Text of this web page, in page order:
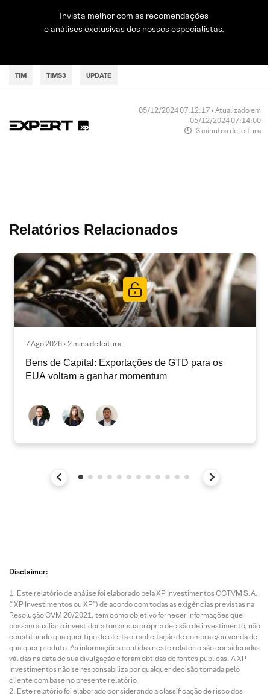
Invista melhor com as recomendações
e análises exclusivas dos nossos especialistas.
TIM TIMS3 UPDATE
05/12/2024 07:12:17 • Atualizado em
05/12/2024 07:14:00
3 minutos de leitura
Relatórios Relacionados
7 Ago 2026 • 2 mins de leitura
Bens de Capital: Exportações de GTD para os
EUA voltam a ganhar momentum
Disclaimer:
Este relatório de análise foi elaborado pela XP Investimentos CCTVM S.A.
(“XP Investimentos ou XP”) de acordo com todas as exigências previstas na
Resolução CVM 20/2021, tem como objetivo fornecer informações que
possam auxiliar o investidor a tomar sua própria decisão de investimento, não
constituindo qualquer tipo de oferta ou solicitação de compra e/ou venda de
qualquer produto. As informações contidas neste relatório são consideradas
válidas na data de sua divulgação e foram obtidas de fontes públicas. A XP
Investimentos não se responsabiliza por qualquer decisão tomada pelo
cliente com base no presente relatório.
Este relatório foi elaborado considerando a classificação de risco dos